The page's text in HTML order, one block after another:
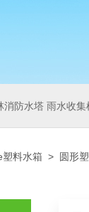
消防水塔 雨水收集
塑料水箱 > 圆形